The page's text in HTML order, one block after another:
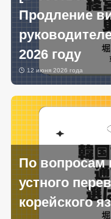
Продление
2026 году
12 июня 2026 года
По вопросам
устного
корейского